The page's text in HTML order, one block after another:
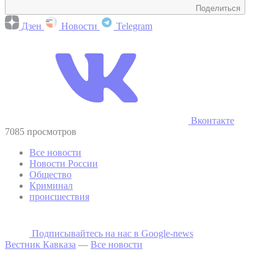
Поделиться
Дзен Новости Telegram
Вконтакте
7085 просмотров
Все новости
Новости России
Общество
Криминал
происшествия
Подписывайтесь на наc в Google-news
Вестник Кавказа — Все новости